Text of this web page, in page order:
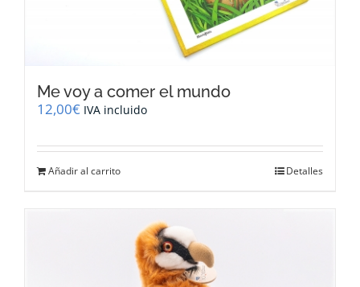
Me voy a comer el mundo
12,00€ IVA incluido
Añadir al carrito Detalles